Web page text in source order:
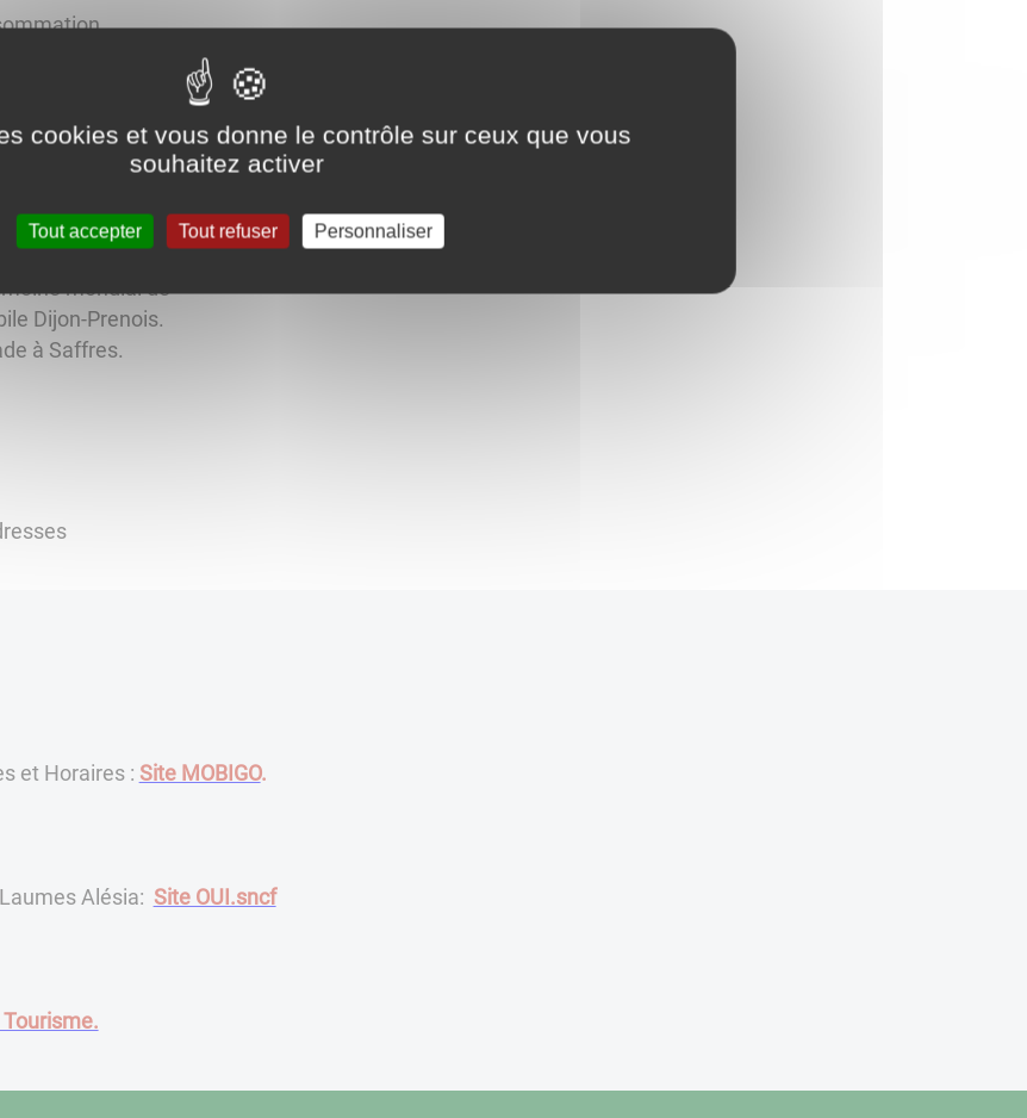
compris.
pêche)
et sentiers de
A quelques
sur Ozerain,
Rabutin.
mondial de
Dijon-Prenois.
à Saffres.
et Horaires : Site MOBIGO.
Alésia: Site OUI.sncf
cookies et vous donne le contrôle sur ceux que vous
souhaitez activer
Tout accepter Tout refuser Personnaliser